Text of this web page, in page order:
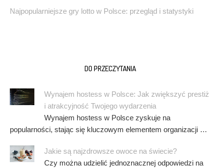
Najpopularniejsze gry lotto w Polsce: przegląd i statystyki
DO PRZECZYTANIA
Wynajem hostess w Polsce: Jak zwiększyć prestiż
i atrakcyjność Twojego wydarzenia
Wynajem hostess w Polsce zyskuje na
popularności, stając się kluczowym elementem organizacji …
Jakie są najzdrowsze owoce na świecie?
Czy można udzielić jednoznacznej odpowiedzi na